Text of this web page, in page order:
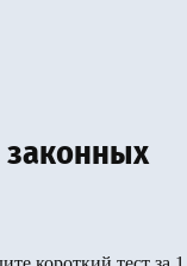
законных